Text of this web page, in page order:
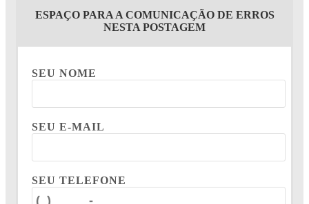
ESPAÇO PARA A COMUNICAÇÃO DE ERROS
NESTA POSTAGEM
SEU NOME
SEU E-MAIL
SEU TELEFONE